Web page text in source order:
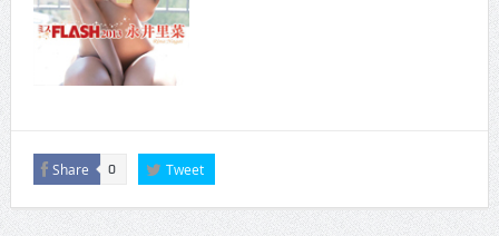
Share 0 Tweet